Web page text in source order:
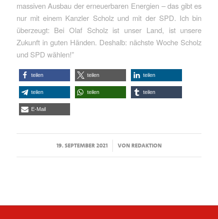
massiven Ausbau der erneuerbaren Energien – das gibt es
nur mit einem Kanzler Scholz und mit der SPD. Ich bin
überzeugt: Bei Olaf Scholz ist unser Land, ist unsere
Zukunft in guten Händen. Deshalb: nächste Woche Scholz
und SPD wählen!”
teilen teilen teilen
teilen teilen teilen
E-Mail
19. SEPTEMBER 2021
/ VONREDAKTION